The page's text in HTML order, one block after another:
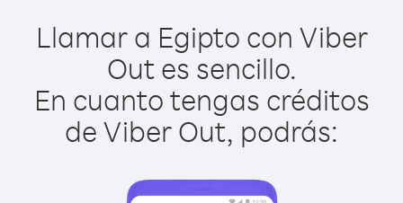
Llamar a Egipto con Viber
Out es sencillo.
En cuanto tengas créditos
de Viber Out, podrás: